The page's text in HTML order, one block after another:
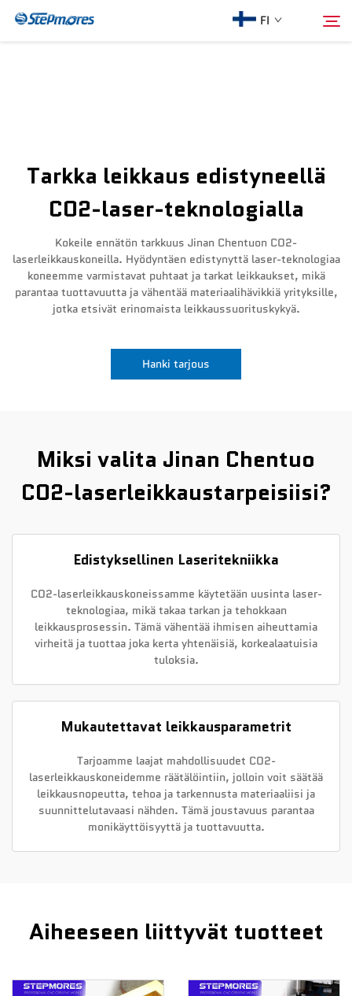
FI
Osta
Tarkka leikkaus edistyneellä
CO2-laser-teknologialla
Kokeile ennätön tarkkuus Jinan Chentuon CO2-
laserleikkauskoneilla. Hyödyntäen edistynyttä laser-teknologiaa
koneemme varmistavat puhtaat ja tarkat leikkaukset, mikä
parantaa tuottavuutta ja vähentää materiaalihävikkiä yrityksille,
jotka etsivät erinomaista leikkaussuorituskykyä.
Hanki tarjous
Miksi valita Jinan Chentuo
CO2-laserleikkaustarpeisiisi?
Edistyksellinen Laseritekniikka
CO2-laserleikkauskoneissamme käytetään uusinta laser-
teknologiaa, mikä takaa tarkan ja tehokkaan
leikkausprosessin. Tämä vähentää ihmisen aiheuttamia
virheitä ja tuottaa joka kerta yhtenäisiä, korkealaatuisia
tuloksia.
Mukautettavat leikkausparametrit
Tarjoamme laajat mahdollisuudet CO2-
laserleikkauskoneidemme räätälöintiin, jolloin voit säätää
leikkausnopeutta, tehoa ja tarkennusta materiaaliisi ja
suunnittelutavaasi nähden. Tämä joustavuus parantaa
monikäyttöisyyttä ja tuottavuutta.
Aiheeseen liittyvät tuotteet